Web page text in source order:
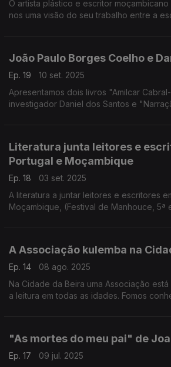
O artista plástico e escritor
nos uma visão do seu trabalho entre a
João Paulo Borges Coelho e
Ep. 19
10 set. 2025
Apresentamos dois livros "Amilcar
investigador Daniel dos Santos e
Literatura junta leitores e
Portugal e Moçambique
Ep. 18
03 set. 2025
A literatura a juntar leitores e escritores
Moçambique, (Festival de Manhouce, 5ª
A Associação kulemba na
Ep. 14
08 ago. 2025
Na Cidade da Beira uma Associação
a leitura em todas as idades. Fomos
"As mortes do meu pai" de
Ep. 17
09 jul. 2025